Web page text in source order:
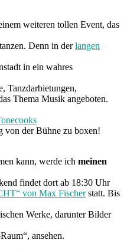
weiteren tollen Event, das
Denn in derlangen
in ein wahres
Tanzdarbietungen,
Thema Musik angeboten.
von der Bühne zu boxen!
kann, werde ich meinen
findet dort ab 18:30 Uhr
von Max Fischerstatt. Bis
Werke, darunter Bilder
ansehen.